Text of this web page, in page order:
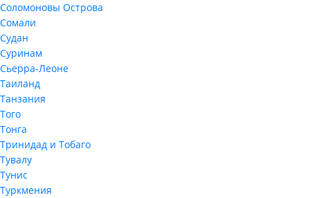
Соломоновы Острова
Сомали
Судан
Суринам
Сьерра-Леоне
Таиланд
Танзания
Того
Тонга
Тринидад и Тобаго
Тувалу
Тунис
Туркмения